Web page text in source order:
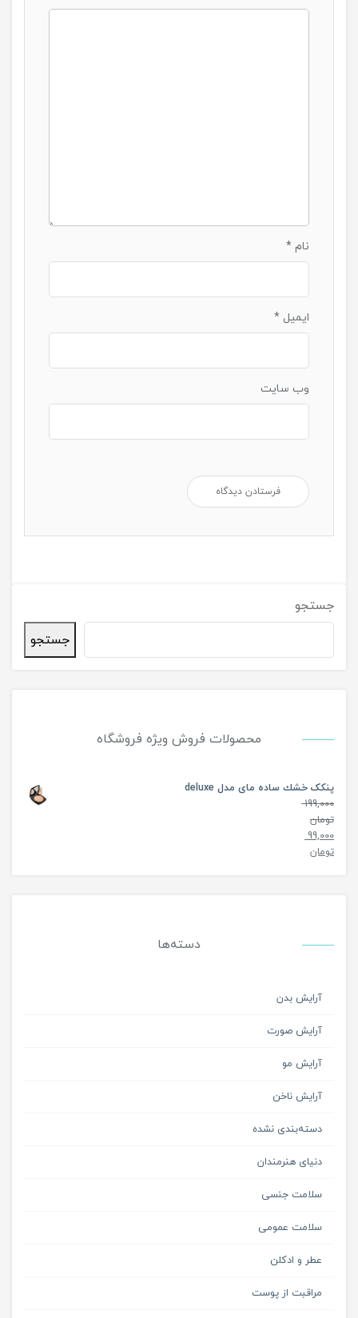
نام *
ایمیل *
وب‌ سایت
جستجو
جستجو
محصولات فروش ویژه فروشگاه
پنکک خشك ساده مای مدل deluxe
199,000
تومان
99,000
تومان
دسته‌ها
آرایش بدن
آرایش صورت
آرایش مو
آرایش ناخن
دسته‌بندی نشده
دنیای هنرمندان
سلامت جنسی
سلامت عمومی
عطر و ادکلن
مراقبت از پوست